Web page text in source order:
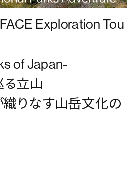
Exploration Tou
of Japan-
る立山
りなす山岳文化の